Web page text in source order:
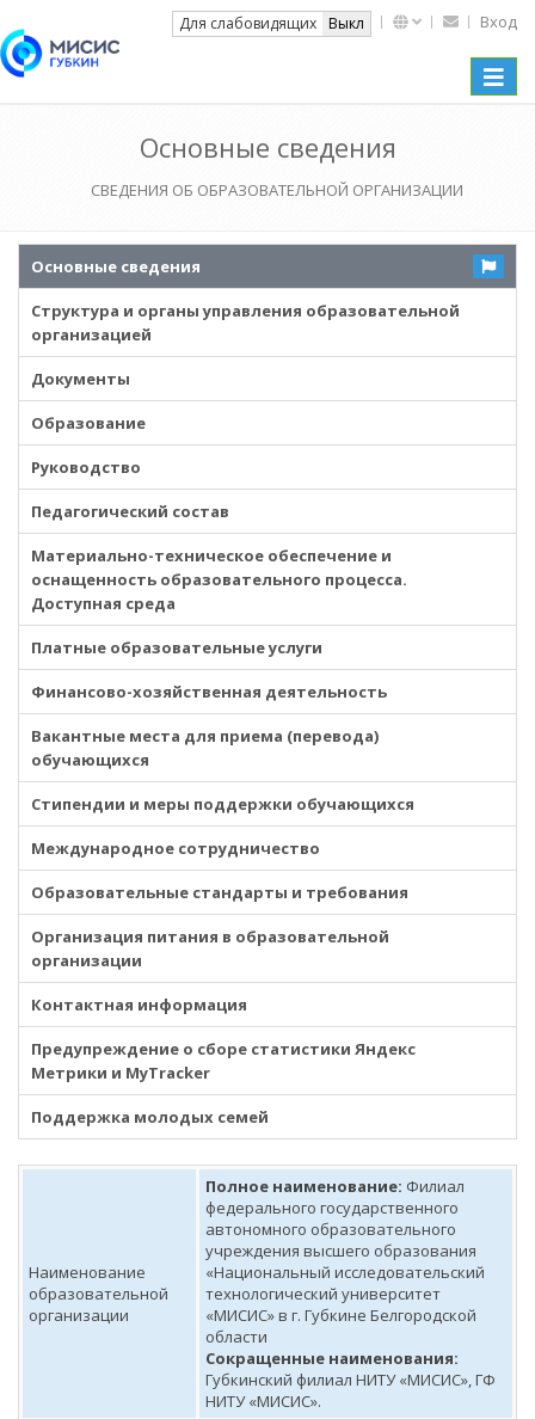
Для слабовидящих Выкл Вход
Toggle
Основные сведения
СВЕДЕНИЯ ОБ ОБРАЗОВАТЕЛЬНОЙ ОРГАНИЗАЦИИ
Основные сведения
Структура и органы управления образовательной
организацией
Документы
Образование
Руководство
Педагогический состав
Материально-техническое обеспечение и
оснащенность образовательного процесса.
Доступная среда
Платные образовательные услуги
Финансово-хозяйственная деятельность
Вакантные места для приема (перевода)
обучающихся
Стипендии и меры поддержки обучающихся
Международное сотрудничество
Образовательные стандарты и требования
Организация питания в образовательной
организации
Контактная информация
Предупреждение о сборе статистики Яндекс
Метрики и MyTracker
Поддержка молодых семей
Наименование
образовательной
организации
Полное наименование: Филиал
федерального государственного
автономного образовательного
учреждения высшего образования
«Национальный исследовательский
технологический университет
«МИСИС» в г. Губкине Белгородской
области
Сокращенные наименования:
Губкинский филиал НИТУ «МИСИС», ГФ
НИТУ «МИСИС».